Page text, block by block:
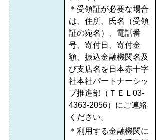
＊受領証が必要な場合
は、住所、氏名（受領
証の宛名）、電話番
号、寄付日、寄付金
額、振込金融機関名及
び支店名を日本赤十字
社本社パートナーシッ
プ推進部（ＴＥＬ03-
4363-2056）にご連絡
ください。
＊利用する金融機関に